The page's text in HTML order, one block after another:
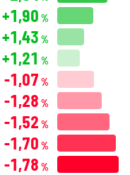
+1,90 %
+1,43 %
+1,21 %
-1,07 %
-1,28 %
-1,52 %
-1,70 %
-1,78 %